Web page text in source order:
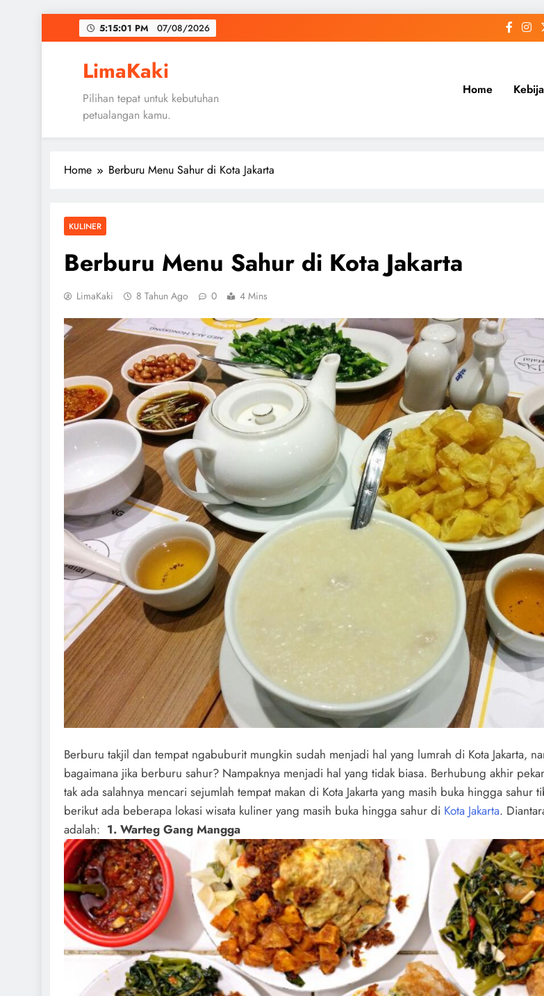
to
5:15:03 PM 07/08/2026
LimaKaki
Pilihan tepat untuk kebutuhan
petualangan kamu.
Home
Home Berburu Menu Sahur di Kota Jakarta
KULINER
Berburu Menu Sahur di Kota Jakarta
LimaKaki 8 Tahun Ago 0 4 Mins
Berburu takjil dan tempat ngabuburit mungkin sudah menjadi hal yang lumrah di Kota Jakarta,
bagaimana jika berburu sahur? Nampaknya menjadi hal yang tidak biasa. Berhubung akhir
tak ada salahnya mencari sejumlah tempat makan di Kota Jakarta yang masih buka hingga sahur
berikut ada beberapa lokasi wisata kuliner yang masih buka hingga sahur di Kota Jakarta.
adalah: 1. Warteg Gang Mangga